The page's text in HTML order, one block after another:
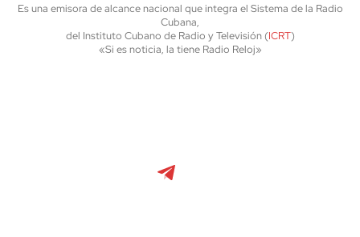
Es una emisora de alcance nacional que integra el Sistema de la Radio
Cubana,
del Instituto Cubano de Radio y Televisión (ICRT)
«Si es noticia, la tiene Radio Reloj»